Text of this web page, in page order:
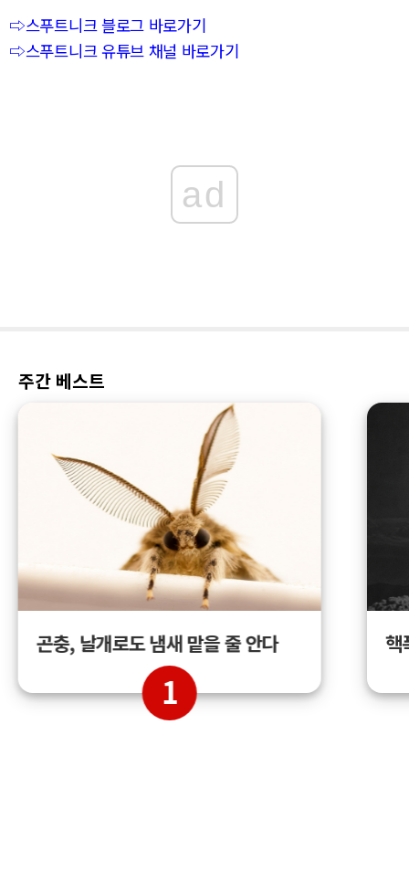
⇨스푸트니크 블로그 바로가기
⇨스푸트니크 유튜브 채널 바로가기
ad
주간 베스트
곤충, 날개로도 냄새 맡을 줄 안다
1
핵